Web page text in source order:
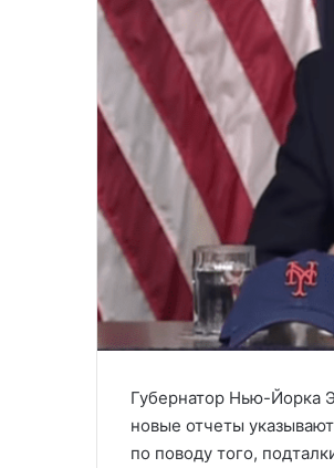
Губернатор Нью-Йорка
новые отчеты
по поводу того,